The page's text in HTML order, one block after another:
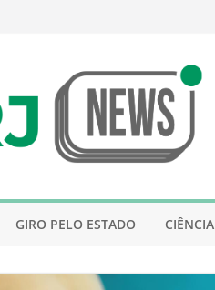
GIRO PELO ESTADO CIÊNCIA